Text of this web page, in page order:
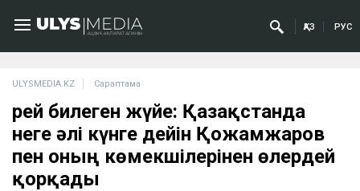
ҚАЗ РУС
ULYSMEDIA.KZ Сараптама
Үрей билеген жүйе: Қазақстанда
неге әлі күнге дейін Қожамжаров
пен оның көмекшілерінен өлердей
қорқады